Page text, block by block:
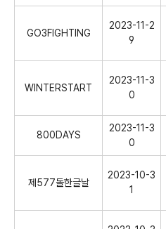
GO3FIGHTING
2023-11-2
9
WINTERSTART
2023-11-3
0
800DAYS
2023-11-3
0
제577돌한글날
2023-10-3
1